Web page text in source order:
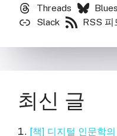
Threads
Slack
RSS 피
최신 글
[책] 디지털 인문학